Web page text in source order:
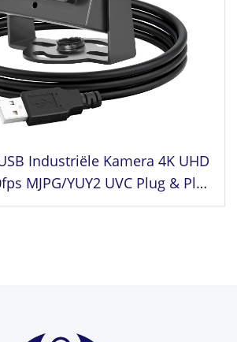
Industriële Kamera 4K UHD
MJPG/YUY2 UVC Plug & Play
Mini Webkamera